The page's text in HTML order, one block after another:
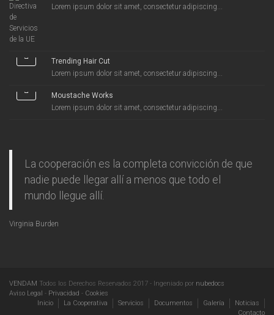
Lorem ipsum dolor sit amet, consectetur adipiscing...
Trending Hair Cut
Lorem ipsum dolor sit amet, consectetur adipiscing...
Moustache Works
Lorem ipsum dolor sit amet, consectetur adipiscing...
La cooperación es la completa convicción de que
nadie puede llegar allí a menos que todo el
mundo llegue allí.
Virginia Burden
VENDAM Todos los Derechos Reservados 2017 - Ingeniado por nubedocs
Aviso Legal - Privacidad - Cookies
Inicio
La Cooperativa Servicios Documentos Galería
Noticias
Contacto